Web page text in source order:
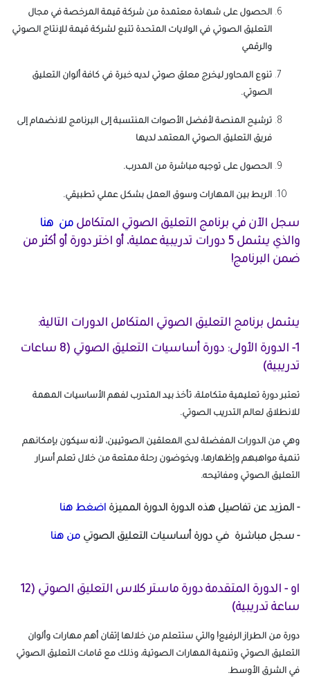
الحصول على شهادة معتمدة من شركة قيمة المرخصة في مجال
التعليق الصوتي في الولايات المتحدة تتبع لشركة قيمة للإنتاج الصوتي
والرقمي
تنوع المحاور ليخرج معلق صوتي لديه خبرة في كافة ألوان التعليق
الصوتي.
ترشيح المنصة لأفضل الأصوات المنتسبة إلى البرنامج للانضمام إلى
فريق التعليق الصوتي المعتمد لديها
الحصول على توجيه مباشرة من المدرب.
الربط بين المهارات وسوق العمل بشكل عملي تطبيقي.
سجل الآن في برنامج التعليق الصوتي المتكامل من هنا
والذي يشمل 5 دورات تدريبية عملية، أو اختر دورة أو أكثر من
ضمن البرنامج!
يشمل برنامج التعليق الصوتي المتكامل الدورات التالية:
1- الدورة الأولى: دورة أساسيات التعليق الصوتي (8 ساعات
تدريبية)
تعتبر دورة تعليمية متكاملة، تأخذ بيد المتدرب لفهم الأساسيات المهمة
للانطلاق لعالم التدريب الصوتي.
وهي من الدورات المفضلة لدى المعلقين الصوتيين، لأنه سيكون بإمكانهم
تنمية مواهبهم وإظهارها، ويخوضون رحلة ممتعة من خلال تعلم أسرار
التعليق الصوتي ومفاتيحه.
- المزيد عن تفاصيل هذه الدورة الدورة المميزة اضغط هنا
- سجل مباشرة في دورة أساسيات التعليق الصوتي من هنا
او - الدورة المتقدمة دورة ماستر كلاس التعليق الصوتي (12
ساعة تدريبية)
دورة من الطراز الرفيع! والتي ستتعلم من خلالها إتقان أهم مهارات وألوان
التعليق الصوتي وتنمية المهارات الصوتية، وذلك مع قامات التعليق الصوتي
في الشرق الأوسط.